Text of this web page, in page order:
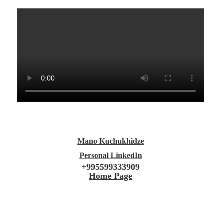
Mano Kuchukhidze
Personal LinkedIn
+995599333909
Home Page